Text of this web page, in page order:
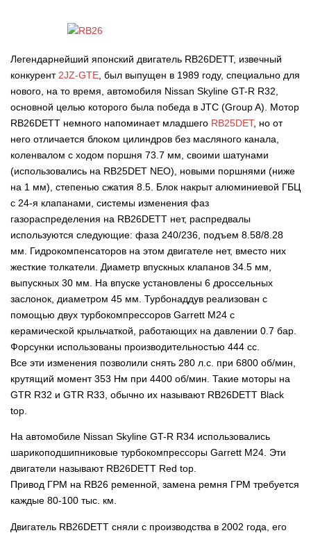
Легендарнейший японский двигатель RB26DETT, извечный
конкурент 2JZ-GTE , был выпущен в 1989 году, специально для
нового, на то время, автомобиля Nissan Skyline GT-R R32,
основной целью которого была победа в JTC (Group A). Мотор
RB26DETT немного напоминает младшего RB25DET, но от
него отличается блоком цилиндров без масляного канала,
коленвалом с ходом поршня 73.7 мм, своими шатунами
(использовались на RB25DET NEO), новыми поршнями (ниже
на 1 мм), степенью сжатия 8.5. Блок накрыт алюминиевой ГБЦ
с 24-я клапанами, системы изменения фаз
газораспределения на RB26DETT нет, распредвалы
используются следующие: фаза 240/236, подъем 8.58/8.28
мм. Гидрокомпенсаторов на этом двигателе нет, вместо них
жесткие толкатели. Диаметр впускных клапанов 34.5 мм,
выпускных 30 мм. На впуске установлены 6 дроссельных
заслонок, диаметром 45 мм. Турбонаддув реализован с
помощью двух турбокомпрессоров Garrett M24 с
керамической крыльчаткой, работающих на давлении 0.7 бар.
Форсунки использованы производительностью 444 сс.
Все эти изменения позволили снять 280 л.с. при 6800 об/мин,
крутящий момент 353 Нм при 4400 об/мин. Такие моторы на
GTR R32 и GTR R33, обычно их называют RB26DETT Black
top.
На автомобиле Nissan Skyline GT-R R34 использовались
шарикоподшипниковые турбокомпрессоры Garrett M24. Эти
двигатели называют RB26DETT Red top.
Привод ГРМ на RB26 ременной, замена ремня ГРМ требуется
каждые 80-100 тыс. км.
Двигатель RB26DETT сняли с производства в 2002 года, его